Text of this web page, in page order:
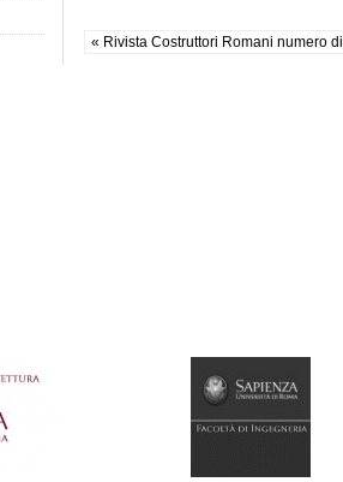
« Rivista Costruttori Romani numero